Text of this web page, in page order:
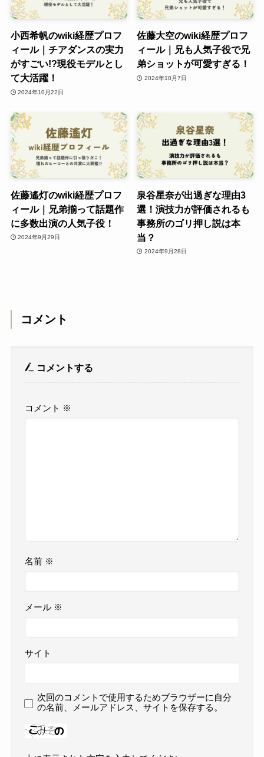
小西希帆のwiki経歴プロフ
ィール｜チアダンスの実力
がすごい!?現役モデルとし
て大活躍！
2024年10月22日
佐藤大空のwiki経歴プロフ
ィール｜兄も人気子役で兄
弟ショットが可愛すぎる！
2024年10月7日
佐藤遙灯のwiki経歴プロフ
ィール｜兄弟揃って話題作
に多数出演の人気子役！
2024年9月29日
泉谷星奈が出過ぎな理由3
選！演技力が評価されるも
事務所のゴリ押し説は本
当？
2024年9月28日
コメント
コメントする
コメント ※
名前 ※
メール ※
サイト
次回のコメントで使用するためブラウザーに自分
の名前、メールアドレス、サイトを保存する。